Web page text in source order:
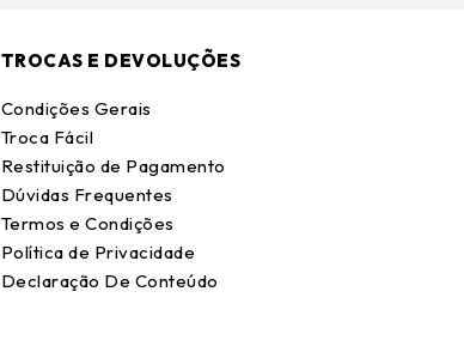
TROCAS E DEVOLUÇÕES
Condições Gerais
Troca Fácil
Restituição de Pagamento
Dúvidas Frequentes
Termos e Condições
Política de Privacidade
Declaração De Conteúdo